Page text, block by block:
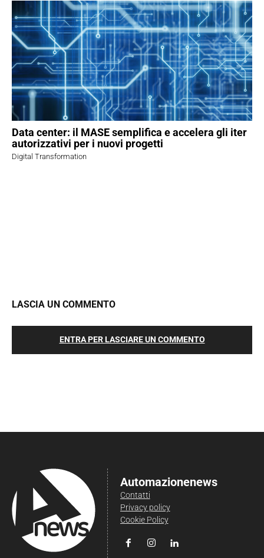
Data center: il MASE semplifica e accelera gli iter
autorizzativi per i nuovi progetti
Digital Transformation
LASCIA UN COMMENTO
ENTRA PER LASCIARE UN COMMENTO
Automazionenews
Contatti
Privacy policy
Cookie Policy